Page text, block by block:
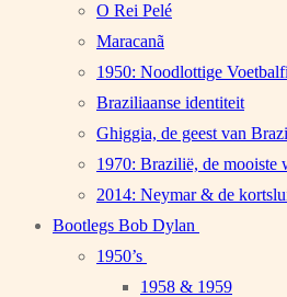
O Rei Pelé
Maracanã
1950: Noodlottige
Braziliaanse identiteit
Ghiggia, de geest van
1970: Brazilië, de mooiste
2014: Neymar & de
Bootlegs Bob Dylan
1950’s
1958 & 1959